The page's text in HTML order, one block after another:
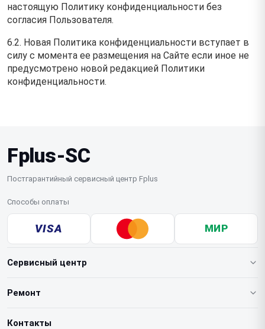
настоящую Политику конфиденциальности без
согласия Пользователя.
6.2. Новая Политика конфиденциальности вступает в
силу с момента ее размещения на Сайте если иное не
предусмотрено новой редакцией Политики
конфиденциальности.
Fplus-SC
Постгарантийный сервисный центр Fplus
Способы оплаты
VISA МИР
Сервисный центр
О нашем сервисе
Ремонт
Ноутбуков
Контакты